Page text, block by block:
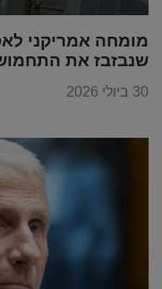
מומחה אמריקני
שנבזבז את
30 ביולי 2026